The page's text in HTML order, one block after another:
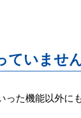
ていませ
た機能以外にも